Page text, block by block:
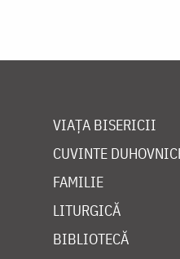
VIAȚA BISERICII
CUVINTE
FAMILIE
LITURGICĂ
BIBLIOTECĂ